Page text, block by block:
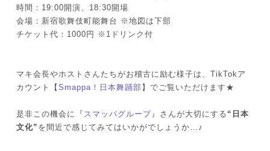
時間：19:00開演、18:30開場
会場：新宿歌舞伎町能舞台 ※地図は下部
チケット代：1000円 ※1ドリンク付
マキ会長やホストさんたちがお稽古に励む様子は、TikTokア
カウント【 Smappa！日本舞踊部 】でご覧いただけます★
是非この機会に『 スマッパグループ』さんが大切にする “日本
文化” を間近で感じてみてはいかがでしょうか…♪